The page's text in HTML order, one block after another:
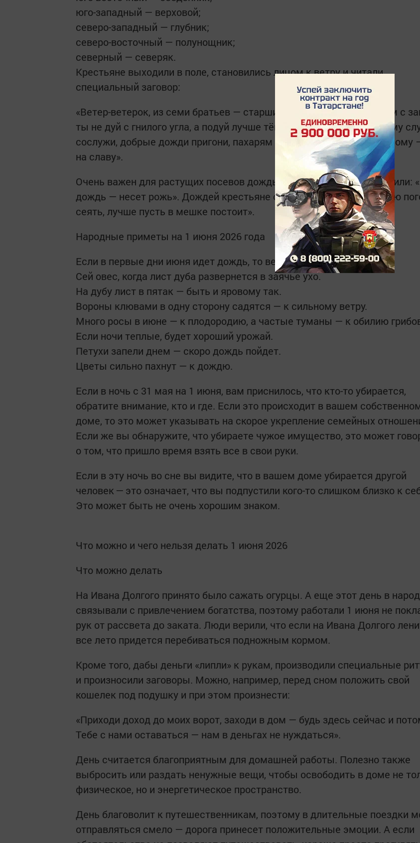
юго-западный — верховой;
северо-западный — глубник;
северо-восточный — полунощник;
северный — северяк.
Крестьяне выходили в поле, становились лицом к ветру и читали
специальный заговор:
«Ветер-ветерок, из семи братьев — старший брат, ты не лей дождем с
ты не дуй с гнилого угла, а подуй лучше тёплым теплом, роду нашему
сослужи, добрые дожди пригони, пахарям — на радость, а тебе буйному
на славу».
Очень важен для растущих посевов дождь, поэтому в народе говорили:
дождь — несет рожь». Дождей крестьяне очень ждали: «Чем в сухую
сеять, лучше пусть в мешке постоит».
Народные приметы на 1 июня 2026 года
Если в первые дни июня идет дождь, то весь месяц будет сухой.
Сей овес, когда лист дуба развернется в заячье ухо.
На дубу лист в пятак — быть и яровому так.
Вороны клювами в одну сторону садятся — к сильному ветру.
Много росы в июне — к плодородию, а частые туманы — к обилию
Если ночи теплые, будет хороший урожай.
Петухи запели днем — скоро дождь пойдет.
Цветы сильно пахнут — к дождю.
Если в ночь с 31 мая на 1 июня, вам приснилось, что кто-то убирается,
обратите внимание, кто и где. Если это происходит в вашем
доме, то это может указывать на скорое укрепление семейных
Если же вы обнаружите, что убираете чужое имущество, это может
о том, что пришло время взять все в свои руки.
Если в эту ночь во сне вы видите, что в вашем доме убирается другой
человек — это означает, что вы подпустили кого-то слишком близко к
Это может быть не очень хорошим знаком.
Что можно и чего нельзя делать 1 июня 2026
Что можно делать
На Ивана Долгого принято было сажать огурцы. А еще этот день в
связывали с привлечением богатства, поэтому работали 1 июня не
рук от рассвета до заката. Люди верили, что если на Ивана Долгого
все лето придется перебиваться подножным кормом.
Кроме того, дабы деньги «липли» к рукам, производили специальные
и произносили заговоры. Можно, например, перед сном положить свой
кошелек под подушку и при этом произнести:
«Приходи доход до моих ворот, заходи в дом — будь здесь сейчас и
Тебе с нами оставаться — нам в деньгах не нуждаться».
День считается благоприятным для домашней работы. Полезно также
выбросить или раздать ненужные вещи, чтобы освободить в доме не
физическое, но и энергетическое пространство.
День благоволит к путешественникам, поэтому в длительные поездки
отправляться смело — дорога принесет положительные эмоции. А если